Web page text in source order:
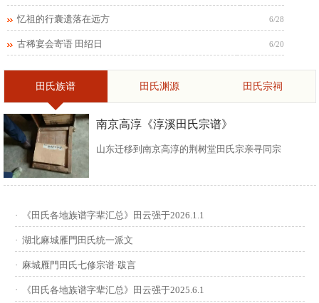
忆祖的行囊遗落在远方 6/28
古稀宴会寄语 田绍日 6/20
田氏族谱 田氏渊源 田氏宗祠
南京高淳《淳溪田氏宗谱》
山东迁移到南京高淳的荆树堂田氏宗亲寻同宗
· 《田氏各地族谱字辈汇总》田云强于2026.1.1
· 湖北麻城雁門田氏统一派文
· 麻城雁門田氏七修宗谱·跋言
· 《田氏各地族谱字辈汇总》田云强于2025.6.1